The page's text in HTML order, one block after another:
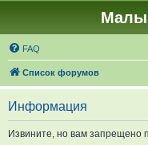
FAQ
Список форумов
Информация
Извините, но вам запрещено